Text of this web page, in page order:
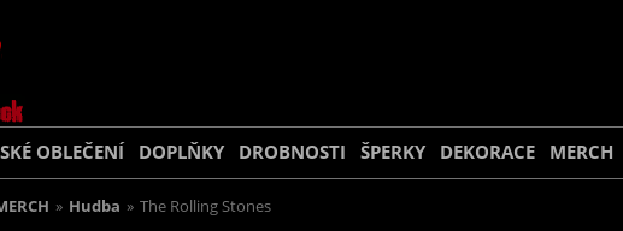
OBLEČENÍ DOPLŇKY DROBNOSTI ŠPERKY DEKORACE MERCH
» Hudba » The Rolling Stones